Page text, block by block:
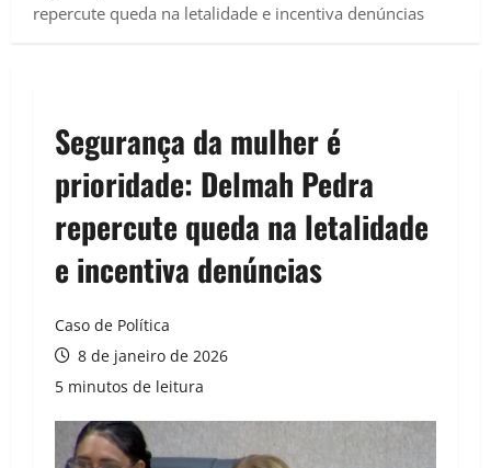
repercute queda na letalidade e incentiva denúncias
Segurança da mulher é
prioridade: Delmah Pedra
repercute queda na letalidade
e incentiva denúncias
Caso de Política
8 de janeiro de 2026
5 minutos de leitura